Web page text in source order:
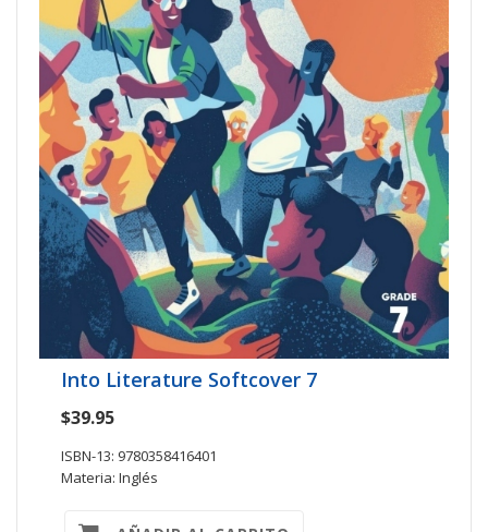
Into Literature Softcover 7
$39.95
ISBN-13: 9780358416401
Materia: Inglés